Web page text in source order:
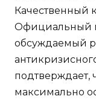
Качественный
Официальный
обсуждаемый
подтверждает,
максимально